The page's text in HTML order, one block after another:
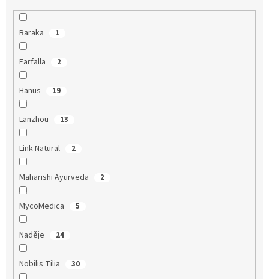
Baraka 1
Farfalla 2
Hanus 19
Lanzhou 13
Link Natural 2
Maharishi Ayurveda 2
MycoMedica 5
Naděje 24
Nobilis Tilia 30